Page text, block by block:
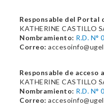
Responsable del Portal
KATHERINE CASTILLO
Nombramiento: R.D. N°
Correo:
Responsable de acceso
KATHERINE CASTILLO
Nombramiento: R.D. N°
Correo: